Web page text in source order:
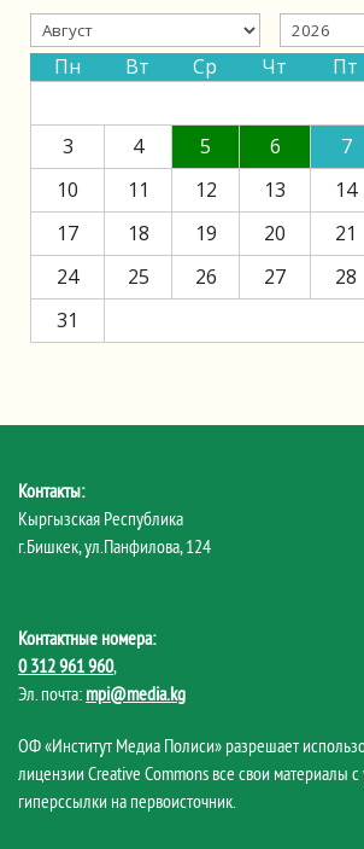
Пн Вт Ср Чт Пт
3
4 5 6 7
10
11 12 13 14
17
18 19 20 21
24
25 26 27 28
31
Контакты:
Кыргызская Республика
г.Бишкек, ул.Панфилова, 124
Контактные номера:
0 312 961 960,
Эл. почта: mpi@media.kg
ОФ «Институт Медиа Полиси» разрешает
лицензии Creative Commons все свои материалы с
гиперссылки на первоисточник.